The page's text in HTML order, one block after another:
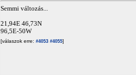
Semmi változás...
21,94E 46,73N
96,5E-50W
[válaszok erre: #4053 #4055]